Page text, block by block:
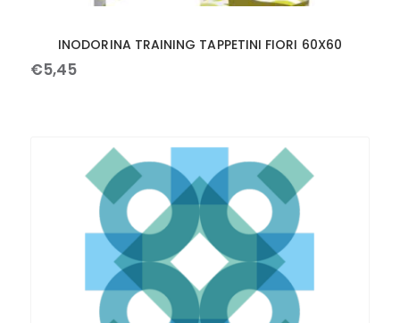
INODORINA TRAINING TAPPETINI FIORI 60X60
€5,45